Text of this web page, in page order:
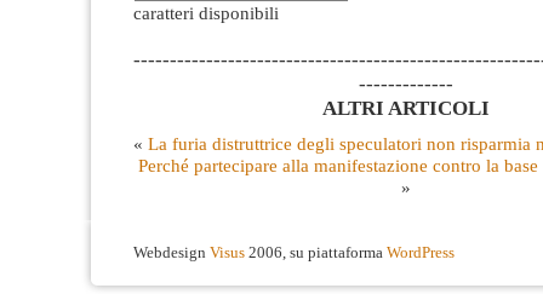
caratteri disponibili
-------------
ALTRI ARTICOLI
« La furia distruttrice degli speculatori non risparmia
Perché partecipare alla manifestazione contro la
»
Webdesign Visus 2006, su piattaforma WordPress